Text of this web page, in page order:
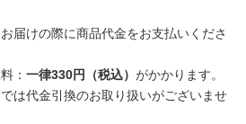
届けの際に商品代金をお支払いくださ
： 一律330円（税込） がかかります。
は代金引換のお取り扱いがございませ